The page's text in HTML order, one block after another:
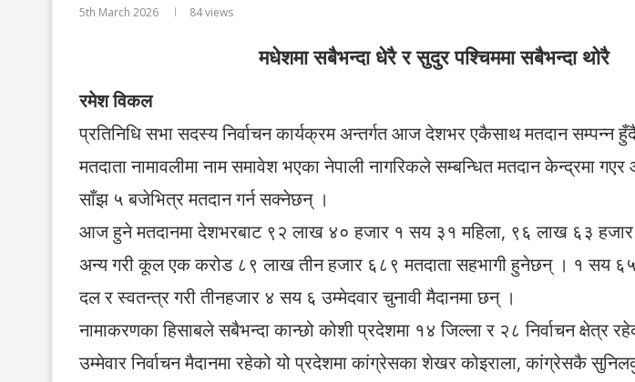
5th March 2026 84views
मधेशमा सबैभन्दा धेरै र सुदुर पश्चिममा सबैभन्दा थोरै
रमेश विकल
प्रतिनिधि सभा सदस्य निर्वाचन कार्यक्रम अन्तर्गत आज देशभर एकैसाथ मतदान सम्पन्न
मतदाता नामावलीमा नाम समावेश भएका नेपाली नागरिकले सम्बन्धित मतदान केन्द्रमा
साँझ ५ बजेभित्र मतदान गर्न सक्नेछन् ।
आज हुने मतदानमा देशभरबाट ९२ लाख ४० हजार १ सय ३१ महिला, ९६ लाख ६३
अन्य गरी कूल एक करोड ८९ लाख तीन हजार ६८९ मतदाता सहभागी हुनेछन् । १ सय ६५
दल र स्वतन्त्र गरी तीनहजार ४ सय ६ उम्मेदवार चुनावी मैदानमा छन् ।
नामाकरणका हिसाबले सबैभन्दा कान्छो कोशी प्रदेशमा १४ जिल्ला र २८ निर्वाचन क्षेत्र
उम्मेवार निर्वाचन मैदानमा रहेको यो प्रदेशमा कांग्रेसका शेखर कोइराला, कांग्रेसकै